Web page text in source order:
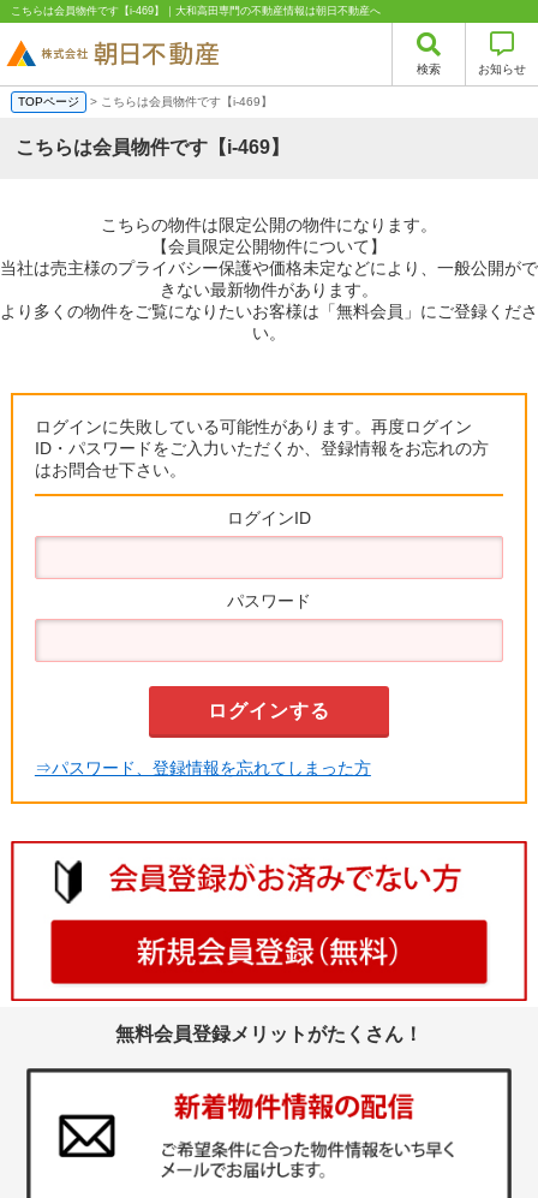
こちらは会員物件です【i-469】｜大和高田専門の不動産情報は朝日不動産へ
検索 お知らせ
TOPページ > こちらは会員物件です【i-469】
こちらは会員物件です【i-469】
こちらの物件は限定公開の物件になります。
【会員限定公開物件について】
当社は売主様のプライバシー保護や価格未定などにより、一般公開がで
きない最新物件があります。
より多くの物件をご覧になりたいお客様は「無料会員」にご登録くださ
い。
ログインに失敗している可能性があります。再度ログイン
ID・パスワードをご入力いただくか、登録情報をお忘れの方
はお問合せ下さい。
ログインID
パスワード
⇒パスワード、登録情報を忘れてしまった方
無料会員登録メリットがたくさん！